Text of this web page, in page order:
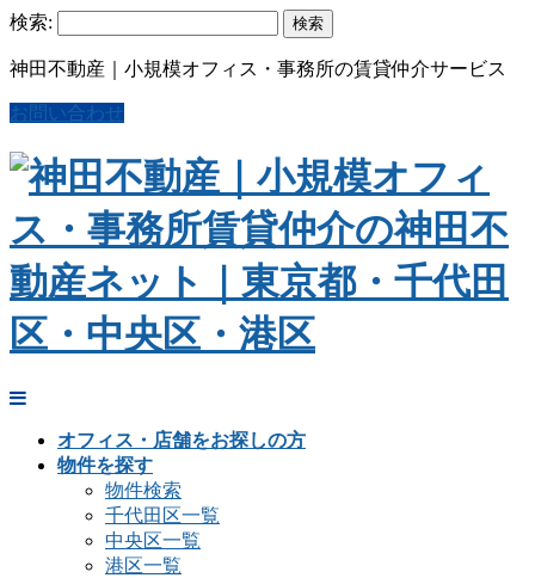
検索:
神田不動産｜小規模オフィス・事務所の賃貸仲介サービス
お問い合わせ
オフィス・店舗をお探しの方
物件を探す
物件検索
千代田区一覧
中央区一覧
港区一覧